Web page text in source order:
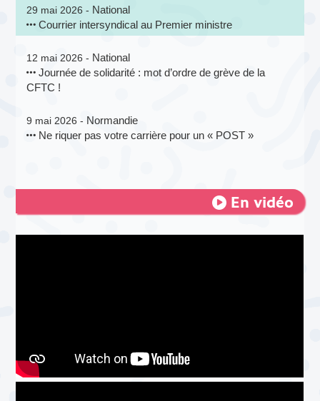
29 mai 2026 - National
Courrier intersyndical au Premier ministre
12 mai 2026 - National
Journée de solidarité : mot d’ordre de grève de la
CFTC !
9 mai 2026 - Normandie
Ne riquer pas votre carrière pour un « POST »
En vidéo